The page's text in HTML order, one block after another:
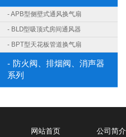
- APB型侧壁式通风换气扇
- BLD型吸顶式房间通风器
- BPT型天花板管道换气扇
- 防火阀、排烟阀、消声器
系列
网站首页 公司简介